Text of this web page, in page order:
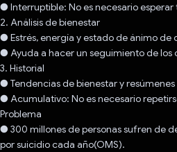
● Interruptible: No es necesario esperar
2. Análisis de bienestar
● Estrés, energía y estado de ánimo de
● Ayuda a hacer un seguimiento de los
3. Historial
● Tendencias de bienestar y resúmenes
● Acumulativo: No es necesario
Problema
● 300 millones de personas sufren de
por suicidio cada año(OMS).